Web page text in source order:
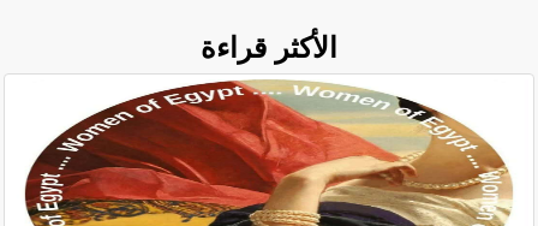
الأكثر قراءة